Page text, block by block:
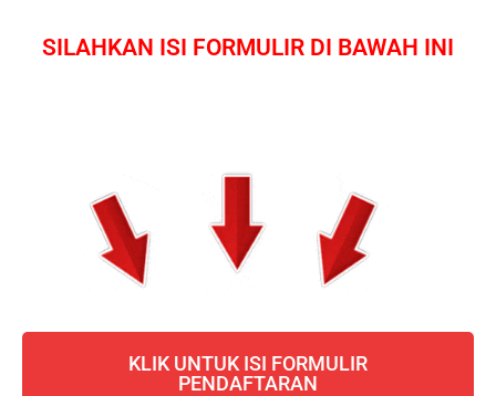
SILAHKAN ISI FORMULIR DI BAWAH INI
KLIK UNTUK ISI FORMULIR
PENDAFTARAN